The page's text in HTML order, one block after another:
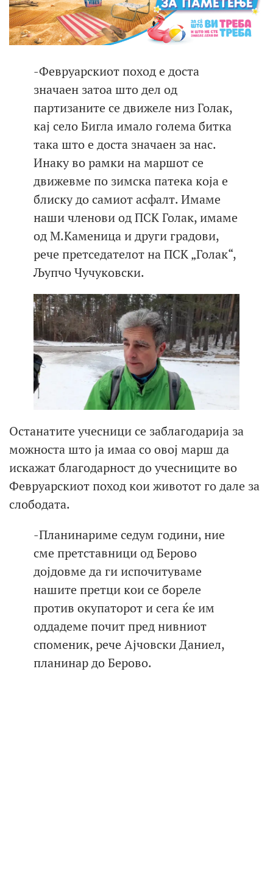
-Февруарскиот поход е доста
значаен затоа што дел од
партизаните се движеле низ Голак,
кај село Бигла имало голема битка
така што е доста значаен за нас.
Инаку во рамки на маршот се
движевме по зимска патека која е
блиску до самиот асфалт. Имаме
наши членови од ПСК Голак, имаме
од М.Каменица и други градови,
рече претседателот на ПСК „Голак“,
Љупчо Чучуковски.
Останатите учесници се заблагодарија за
можноста што ја имаа со овој марш да
искажат благодарност до учесниците во
Февруарскиот поход кои животот го дале за
слободата.
-Планинариме седум години, ние
сме претставници од Берово
дојдовме да ги испочитуваме
нашите претци кои се бореле
против окупаторот и сега ќе им
оддадеме почит пред нивниот
споменик, рече Ајчовски Даниел,
планинар до Берово.